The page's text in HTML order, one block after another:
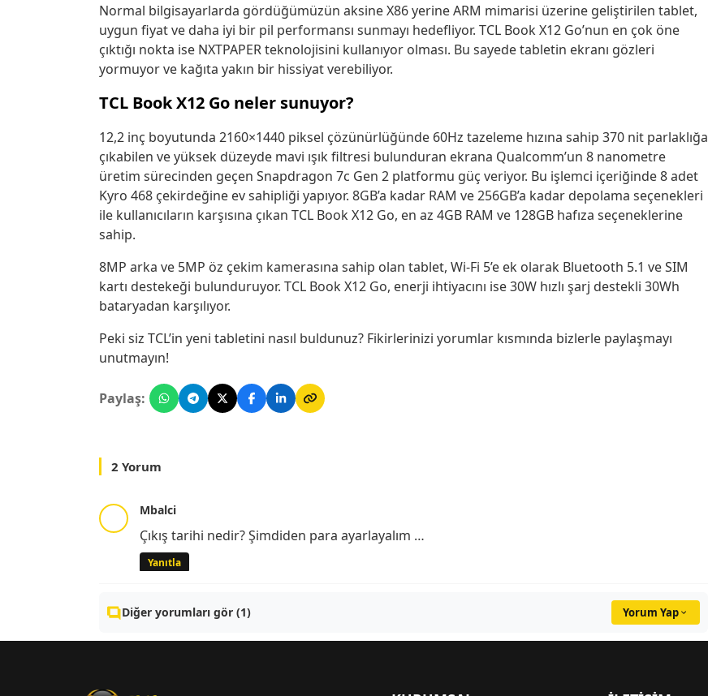
Normal bilgisayarlarda gördüğümüzün aksine X86 yerine ARM mimarisi üzerine geliştirilen tablet,
uygun fiyat ve daha iyi bir pil performansı sunmayı hedefliyor. TCL Book X12 Go’nun en çok öne
çıktığı nokta ise NXTPAPER teknolojisini kullanıyor olması. Bu sayede tabletin ekranı gözleri
yormuyor ve kağıta yakın bir hissiyat verebiliyor.
TCL Book X12 Go neler sunuyor?
12,2 inç boyutunda 2160×1440 piksel çözünürlüğünde 60Hz tazeleme hızına sahip 370 nit parlaklığa
çıkabilen ve yüksek düzeyde mavi ışık filtresi bulunduran ekrana Qualcomm’un 8 nanometre
üretim sürecinden geçen Snapdragon 7c Gen 2 platformu güç veriyor. Bu işlemci içeriğinde 8 adet
Kyro 468 çekirdeğine ev sahipliği yapıyor. 8GB’a kadar RAM ve 256GB’a kadar depolama seçenekleri
ile kullanıcıların karşısına çıkan TCL Book X12 Go, en az 4GB RAM ve 128GB hafıza seçeneklerine
sahip.
8MP arka ve 5MP öz çekim kamerasına sahip olan tablet, Wi-Fi 5’e ek olarak Bluetooth 5.1 ve SIM
kartı destekeği bulunduruyor. TCL Book X12 Go, enerji ihtiyacını ise 30W hızlı şarj destekli 30Wh
bataryadan karşılıyor.
Peki siz TCL’in yeni tabletini nasıl buldunuz? Fikirlerinizi yorumlar kısmında bizlerle paylaşmayı
unutmayın!
Paylaş:
2 Yorum
Mbalci
Çıkış tarihi nedir? Şimdiden para ayarlayalım …
Yanıtla
Diğer yorumları gör (1) Yorum Yap